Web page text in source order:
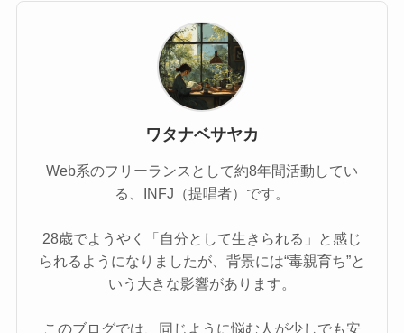
ワタナベサヤカ
Web系のフリーランスとして約8年間活動してい
る、INFJ（提唱者）です。
28歳でようやく「自分として生きられる」と感じ
られるようになりましたが、背景には“毒親育ち”と
いう大きな影響があります。
このブログでは、同じように悩む人が少しでも安